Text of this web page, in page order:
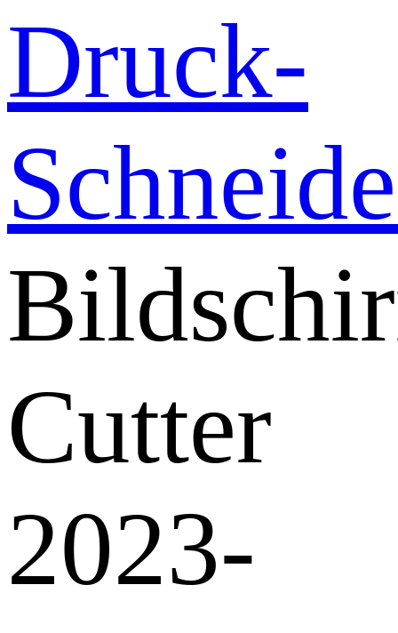
Druck-
Cutter
2023-